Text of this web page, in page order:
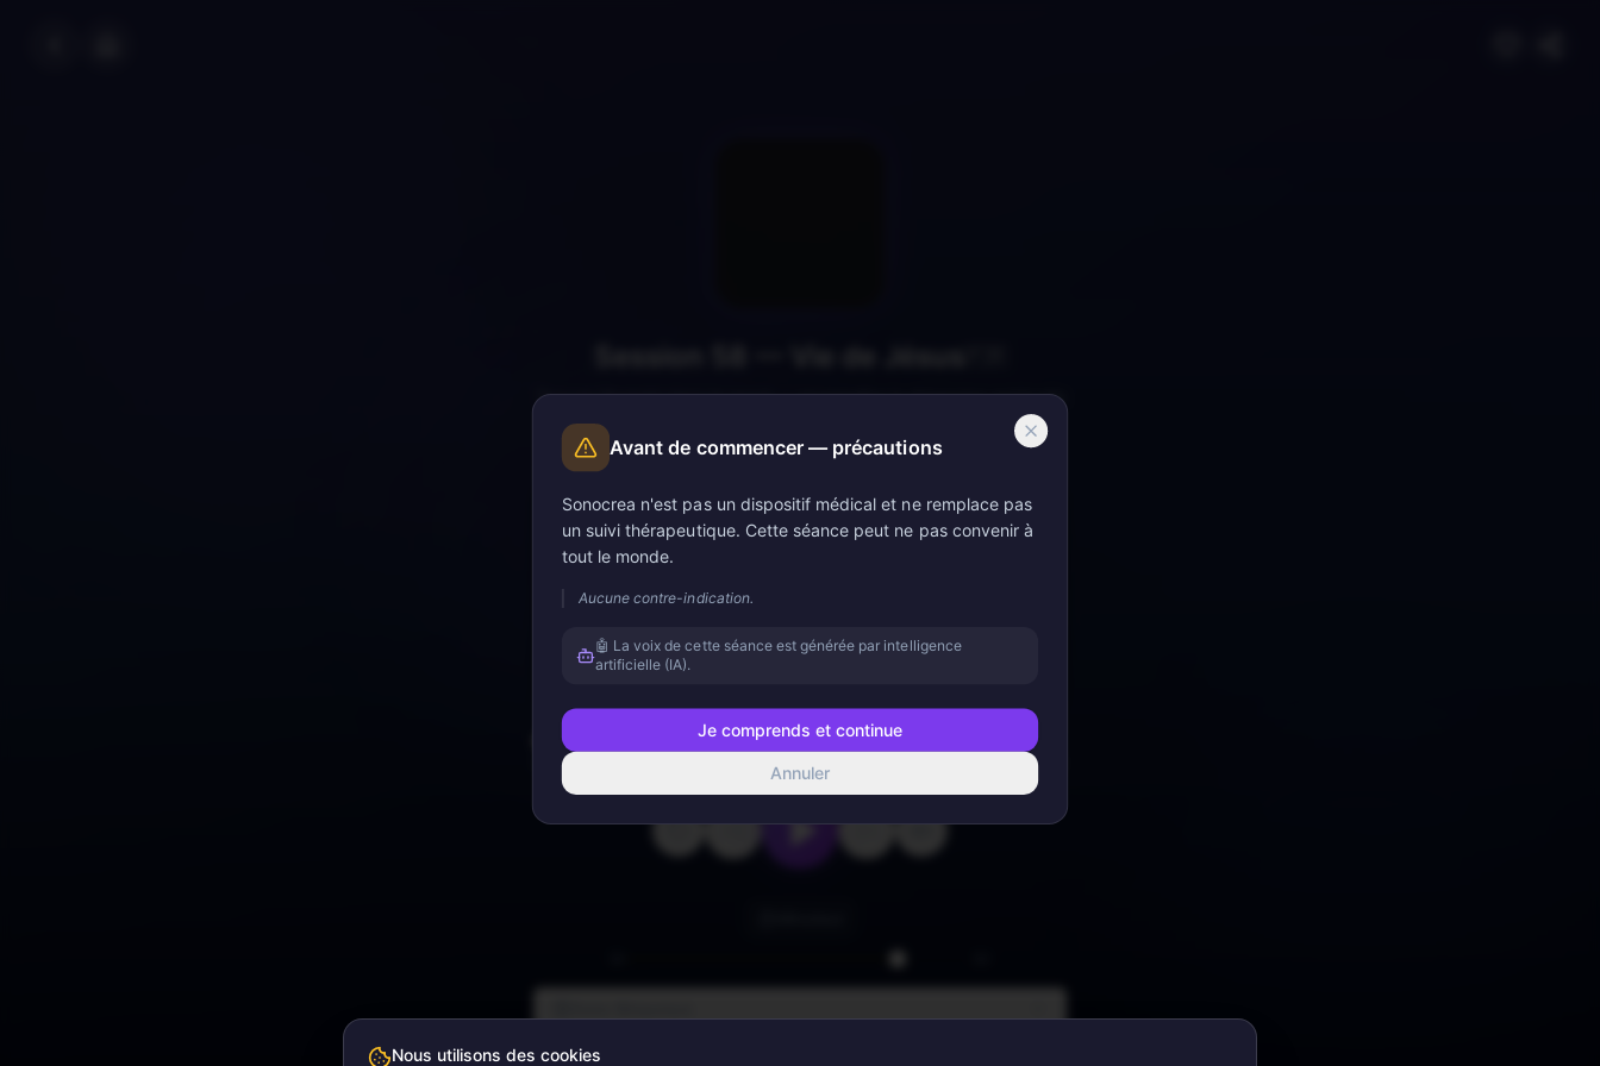
Trouver l'humain dans le sacré — reconnaître la dimension spirituelle
Appuyez sur lecture
0:00 2:14
Sons d'Ambiance
Avant de commencer — précautions
Sonocrea n'est pas un dispositif médical et ne remplace pas
un suivi thérapeutique. Cette séance peut ne pas convenir à
tout le monde.
Aucune contre-indication.
🤖 La voix de cette séance est générée par intelligence
artificielle (IA).
Je comprends et continue
Annuler
Nous utilisons des cookies